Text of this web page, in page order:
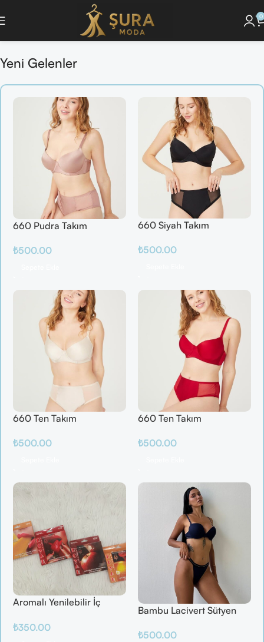
0
] 🔘 [Pijama Takımlarını İncele ]🔘 [ Saç Bakım Ürünlerini Gör ]🔘 [
Yeni Gelenler
660 Pudra Takım
₺500.00
660 Siyah Takım
₺500.00
660 Ten Takım
₺500.00
660 Ten Takım
₺500.00
Aromalı Yenilebilir İç
/ Elma / Portakal
₺350.00
Bambu Lacivert Sütyen
₺500.00